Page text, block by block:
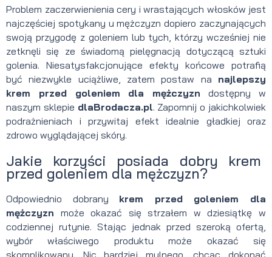
Problem zaczerwienienia cery i wrastających włosków jest
najczęściej spotykany u mężczyzn dopiero zaczynających
swoją przygodę z goleniem lub tych, którzy wcześniej nie
zetknęli się ze świadomą pielęgnacją dotyczącą sztuki
golenia. Niesatysfakcjonujące efekty końcowe potrafią
być niezwykle uciążliwe, zatem postaw na najlepszy
krem przed goleniem dla mężczyzn dostępny w
naszym sklepie dlaBrodacza.pl. Zapomnij o jakichkolwiek
podrażnieniach i przywitaj efekt idealnie gładkiej oraz
zdrowo wyglądającej skóry.
Jakie korzyści posiada dobry krem
przed goleniem dla mężczyzn?
Odpowiednio dobrany krem przed goleniem dla
mężczyzn może okazać się strzałem w dziesiątkę w
codziennej rutynie. Stając jednak przed szeroką ofertą,
wybór właściwego produktu może okazać się
skomplikowany. Nic bardziej mylnego, chcąc dokonać